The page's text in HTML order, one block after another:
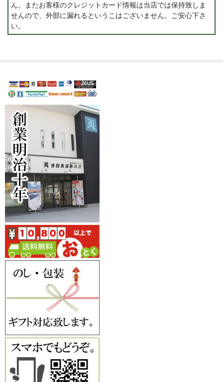
ん。またお客様のクレジットカード情報は当店では保持致しま
せんので、外部に漏れるというこはございません。ご安心下さ
い。